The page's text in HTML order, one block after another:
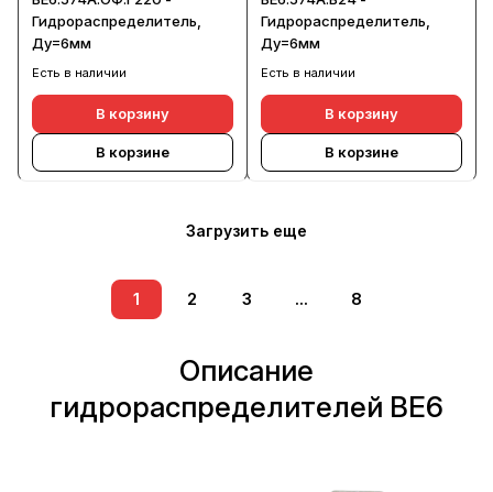
Гидрораспределитель,
Ду=6мм
Есть в наличии
В корзину
В корзине
Гидрораспределитель,
Ду=6мм
Есть в наличии
В корзину
В корзине
Загрузить еще
1 2 3 ... 8
Описание
гидрораспределителей ВЕ6